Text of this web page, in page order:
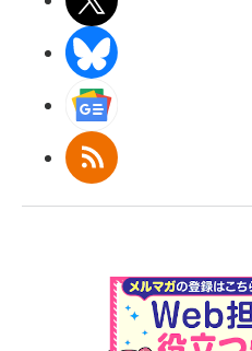
RSS